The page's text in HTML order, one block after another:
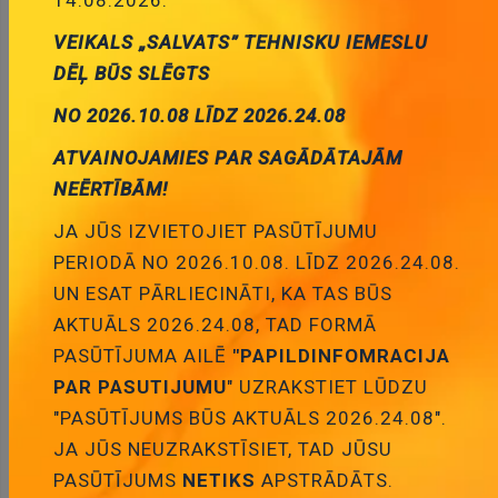
Testera štekers, 4mm, 10A/60VDC, L=46mm,
vada Dmax=4.8mm, lodejamajs, sarkanā krasa
00012553 Artikuls: BC-001/R
Noliktavas stāvoklis:
20
Daudzums:
Pievienot grozam
Apraksts
VEIKALS „SALVATS” TEHNISKU IEMESLU
DĒĻ BŪS SLĒGTS
NO 2026.10.08 LĪDZ 2026.24.08
ATVAINOJAMIES PAR SAGĀDĀTAJĀM
NEĒRTĪBĀM!
JA JŪS IZVIETOJIET PASŪTĪJUMU
PERIODĀ NO 2026.10.08. LĪDZ 2026.24.08.
UN ESAT PĀRLIECINĀTI, KA TAS BŪS
AKTUĀLS 2026.24.08, TAD FORMĀ
PASŪTĪJUMA AILĒ "PAPILDINFOMRACIJA
PAR PASUTIJUMU" UZRAKSTIET LŪDZU
"PASŪTĪJUMS BŪS AKTUĀLS 2026.24.08".
JA JŪS NEUZRAKSTĪSIET, TAD JŪSU
PASŪTĪJUMS NETIKS APSTRĀDĀTS.